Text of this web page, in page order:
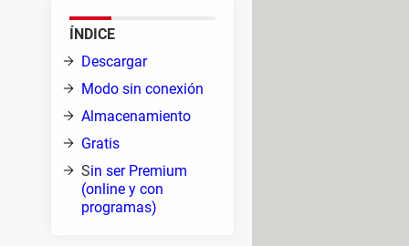
ÍNDICE
Descargar
Modo sin conexión
Almacenamiento
Gratis
Sin ser Premium
(online y con
programas)
y